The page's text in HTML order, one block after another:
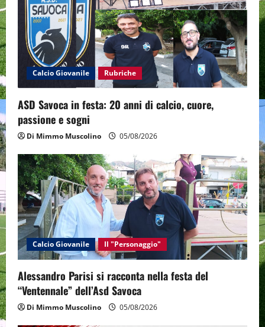
n
Calcio Giovanile Rubriche
ASD Savoca in festa: 20 anni di calcio, cuore,
passione e sogni
Di Mimmo Muscolino 05/08/2026
Calcio Giovanile Il "Personaggio"
Alessandro Parisi si racconta nella festa del
“Ventennale” dell’Asd Savoca
Di Mimmo Muscolino 05/08/2026